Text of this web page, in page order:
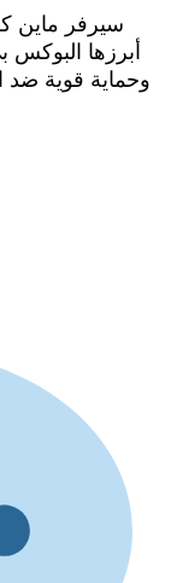
سيرفر ماين
أبرزها البوكس
وحماية قوية ضد